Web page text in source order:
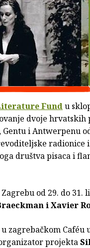
Fundu
dvoje hrvatskih
Gentu i Antwerpenu
radionice i
društva pisaca i
od 29. do 31.
i Xavier
zagrebačkom Caféu
projekta